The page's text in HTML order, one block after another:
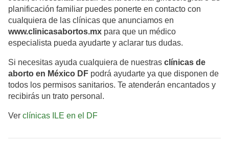
planificación familiar puedes ponerte en contacto con
cualquiera de las clínicas que anunciamos en
www.clinicasabortos.mx para que un médico
especialista pueda ayudarte y aclarar tus dudas.
Si necesitas ayuda cualquiera de nuestras clínicas de
aborto en México DF podrá ayudarte ya que disponen de
todos los permisos sanitarios. Te atenderán encantados y
recibirás un trato personal.
Ver clínicas ILE en el DF